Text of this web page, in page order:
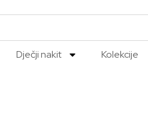
Dječji nakit Kolekcije